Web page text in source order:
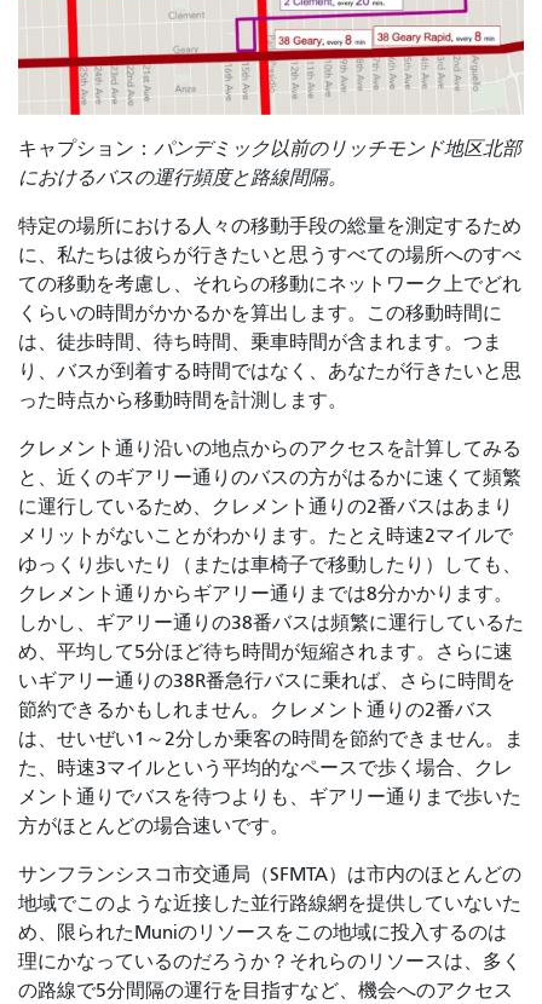
キャプション： パンデミック以前のリッチモンド地区北部
におけるバスの運行頻度と路線間隔。
特定の場所における人々の移動手段の総量を測定するため
に、私たちは彼らが行きたいと思うすべての場所へのすべ
ての移動を考慮し、それらの移動にネットワーク上でどれ
くらいの時間がかかるかを算出します。この移動時間に
は、徒歩時間、待ち時間、乗車時間が含まれます。つま
り、バスが到着する時間ではなく、あなたが行きたいと思
った時点から移動時間を計測します。
クレメント通り沿いの地点からのアクセスを計算してみる
と、近くのギアリー通りのバスの方がはるかに速くて頻繁
に運行しているため、クレメント通りの2番バスはあまり
メリットがないことがわかります。たとえ時速2マイルで
ゆっくり歩いたり（または車椅子で移動したり）しても、
クレメント通りからギアリー通りまでは8分かかります。
しかし、ギアリー通りの38番バスは頻繁に運行しているた
め、平均して5分ほど待ち時間が短縮されます。さらに速
いギアリー通りの38R番急行バスに乗れば、さらに時間を
節約できるかもしれません。クレメント通りの2番バス
は、せいぜい1～2分しか乗客の時間を節約できません。ま
た、時速3マイルという平均的なペースで歩く場合、クレ
メント通りでバスを待つよりも、ギアリー通りまで歩いた
方がほとんどの場合速いです。
サンフランシスコ市交通局（SFMTA）は市内のほとんどの
地域でこのような近接した並行路線網を提供していないた
め、限られたMuniのリソースをこの地域に投入するのは
理にかなっているのだろうか？それらのリソースは、多く
の路線で5分間隔の運行を目指すなど、機会へのアクセス